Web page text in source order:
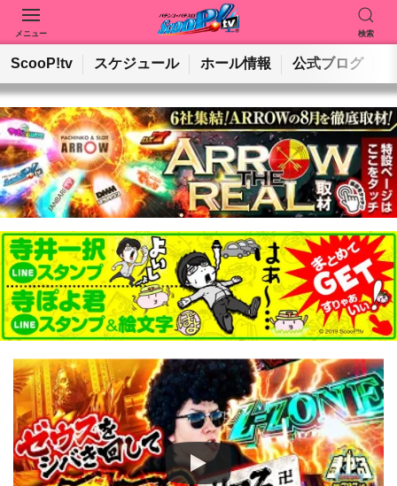
メニュー 検索
動画を検索 ホールを検索
検索
ScooP!tv スケジュール ホール情報 公式ブログ